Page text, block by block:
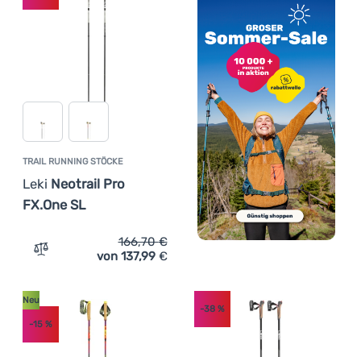
TRAIL RUNNING STÖCKE
Leki Neotrail Pro
FX.One SL
Zum Vergleich 'Trail Running Stöcke Leki Neotrail Pro
166,70€
von 137,99 €
Neu
-15 %
-38%